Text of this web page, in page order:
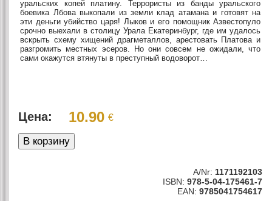
уральских копей платину. Террористы из банды уральского
боевика Лбова выкопали из земли клад атамана и готовят на
эти деньги убийство царя! Лыков и его помощник Азвестопуло
срочно выехали в столицу Урала Екатеринбург, где им удалось
вскрыть схему хищений драгметаллов, арестовать Платова и
разгромить местных эсеров. Но они совсем не ожидали, что
сами окажутся втянуты в преступный водоворот…
Цена: 10.90 €
A/Nr: 1171192103
ISBN: 978-5-04-175461-7
EAN: 9785041754617